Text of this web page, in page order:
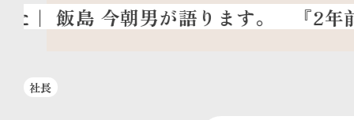
『2年
社長